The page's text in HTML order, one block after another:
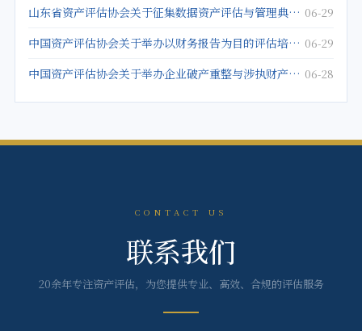
山东省资产评估协会关于征集数据资产评估与管理典型案例的通知 06-29
中国资产评估协会关于举办以财务报告为目的评估培训班的通知 06-29
中国资产评估协会关于举办企业破产重整与涉执财产评估培训班的通知 06-28
CONTACT US
联系我们
20余年专注资产评估，为您提供专业、高效、合规的评估服务